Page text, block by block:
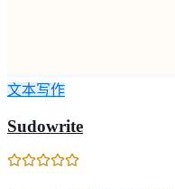
文本写作
Sudowrite